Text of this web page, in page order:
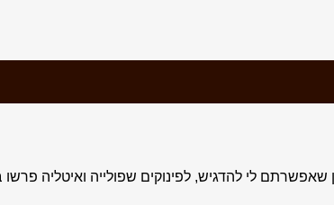
המדוייק והתוכן שאפשרתם לי להדגיש, לפינוקים שפולייה